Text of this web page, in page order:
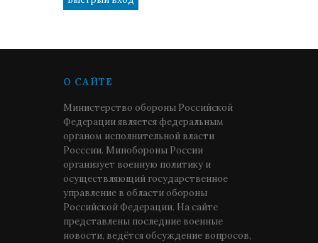
О САЙТЕ
Министерство обороны Российской
Федерации является федеральным
органом исполнительной власти
Росссии. Минобороны России
организует военную политику и
осуществляющий государственное
управление в области обороны
Российской Федерации. На сайте
представлены последние военные
новости, ведётся обсуждение вопросов,